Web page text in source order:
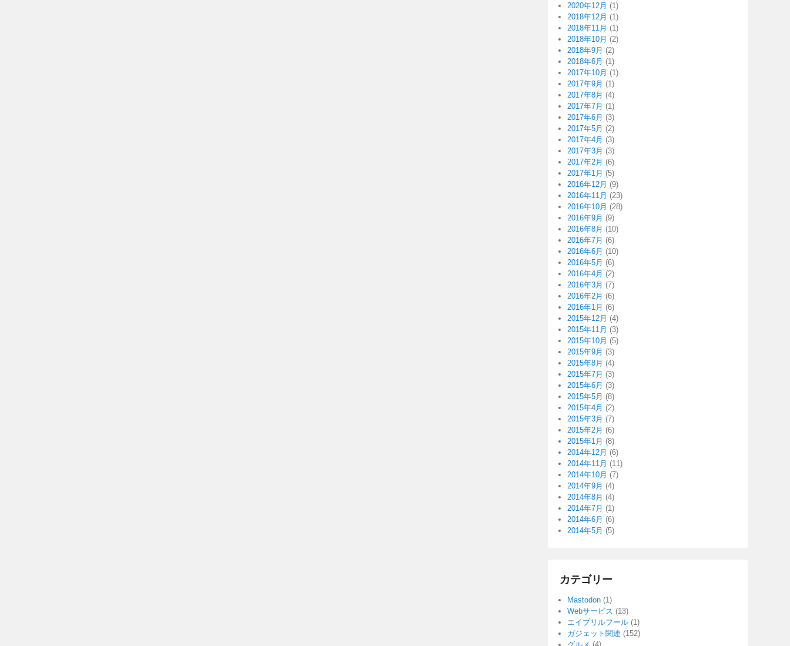
2020年12月 (1)
2018年12月 (1)
2018年11月 (1)
2018年10月 (2)
2018年9月 (2)
2018年6月 (1)
2017年10月 (1)
2017年9月 (1)
2017年8月 (4)
2017年7月 (1)
2017年6月 (3)
2017年5月 (2)
2017年4月 (3)
2017年3月 (3)
2017年2月 (6)
2017年1月 (5)
2016年12月 (9)
2016年11月 (23)
2016年10月 (28)
2016年9月 (9)
2016年8月 (10)
2016年7月 (6)
2016年6月 (10)
2016年5月 (6)
2016年4月 (2)
2016年3月 (7)
2016年2月 (6)
2016年1月 (6)
2015年12月 (4)
2015年11月 (3)
2015年10月 (5)
2015年9月 (3)
2015年8月 (4)
2015年7月 (3)
2015年6月 (3)
2015年5月 (8)
2015年4月 (2)
2015年3月 (7)
2015年2月 (6)
2015年1月 (8)
2014年12月 (6)
2014年11月 (11)
2014年10月 (7)
2014年9月 (4)
2014年8月 (4)
2014年7月 (1)
2014年6月 (6)
2014年5月 (5)
カテゴリー
Mastodon (1)
Webサービス (13)
エイプリルフール (1)
ガジェット関連 (152)